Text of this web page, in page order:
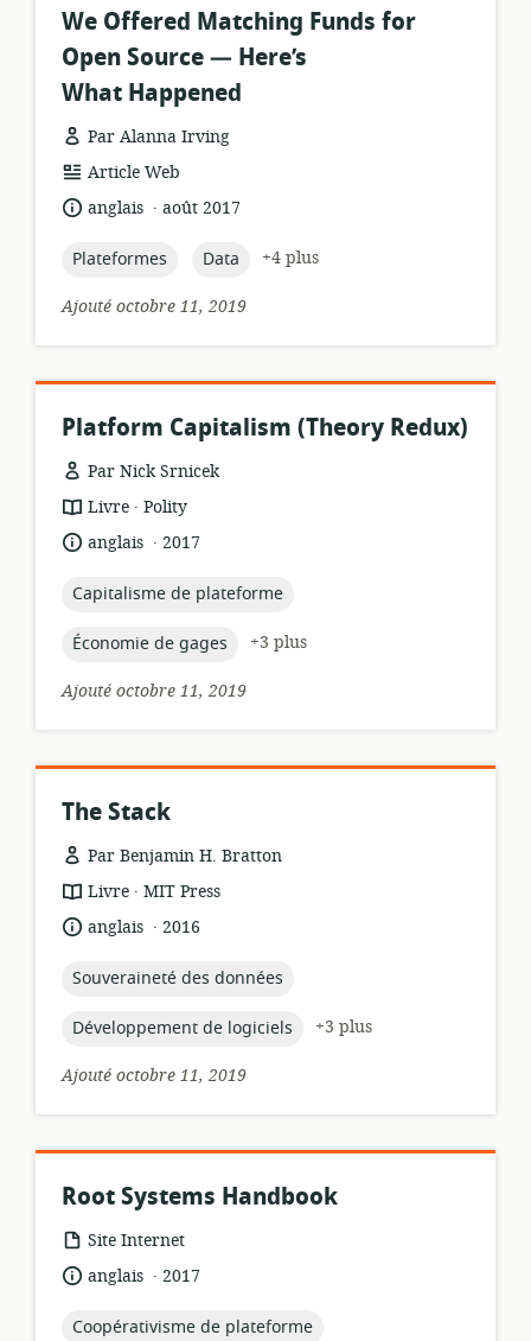
We Offered Matching Funds for
Open Source — Here’s
What Happened
Par Alanna Irving
Format
ressource:
Article Web
langue:
anglais .
date
publication:
août 2017
topic:
Plateformes topic:
Data
+4 plus
Ajouté octobre 11, 2019
Platform Capitalism (Theory Redux)
Par Nick Srnicek
Format
ressource:
Livre .
éditeur:
Polity
langue:
anglais .
date
publication:
2017
topic:
Capitalisme de plateforme
topic:
Économie de gages
+3 plus
Ajouté octobre 11, 2019
The Stack
Par Benjamin H. Bratton
Format
ressource:
Livre .
éditeur:
MIT Press
langue:
anglais .
date
publication:
2016
topic:
Souveraineté des données
topic:
Développement de logiciels
+3 plus
Ajouté octobre 11, 2019
Root Systems Handbook
Format
ressource:
Site Internet
langue:
anglais .
date
publication:
2017
topic:
Coopérativisme de plateforme